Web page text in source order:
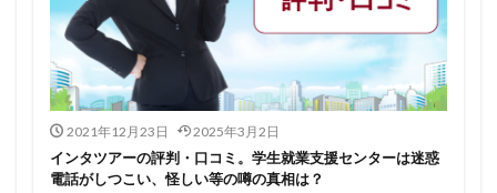
2021年12月23日 2025年3月2日
インタツアーの評判・口コミ。学生就業支援センターは迷惑
電話がしつこい、怪しい等の噂の真相は？
キャリアチケットスカウト
キャリアセレクト
キャリアスタート
キミスカ
エンジニア
カレンダー
かからない大学
オファーボックス
オファーサービス
エントリーシート（ES）
エントリーシート
エントリー
エンジニア就活 type就活